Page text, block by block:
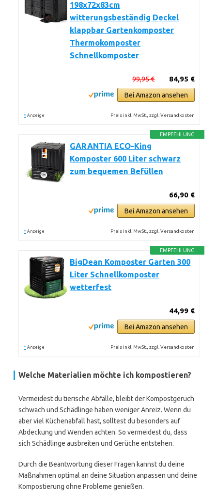
198x72x83cm
witterungsbeständig Deckel
klappbar Gartenkomposter
Thermokomposter
Schnellkomposter
84,95 €
99,95 €
Bei Amazon ansehen
* Anzeige Preis inkl. MwSt., zzgl. Versandkosten
EMPFEHLUNG
GARANTIA ECO-King
Komposter 600 Liter schwarz
zum bequemen Befüllen
66,90 €
Bei Amazon ansehen
* Anzeige Preis inkl. MwSt., zzgl. Versandkosten
EMPFEHLUNG
BigDean Komposter Garten 300
Liter Schnellkomposter
wetterfest
44,99 €
Bei Amazon ansehen
* Anzeige Preis inkl. MwSt., zzgl. Versandkosten
Welche Materialien möchte ich kompostieren?
Vermeidest du tierische Abfälle, bleibt der Kompostgeruch
schwach und Schädlinge haben weniger Anreiz. Wenn du
aber viel Küchenabfall hast, solltest du besonders auf
Abdeckung und Wenden achten. So vermeidest du, dass
sich Schädlinge ausbreiten und Gerüche entstehen.
Durch die Beantwortung dieser Fragen kannst du deine
Maßnahmen optimal an deine Situation anpassen und deine
Kompostierung ohne Probleme genießen.